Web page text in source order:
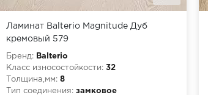
Ламинат Balterio Magnitude Дуб
кремовый 579
Бренд:
Balterio
Класс износостойкости: 32
Толщина,мм: 8
Тип соединения: замковое